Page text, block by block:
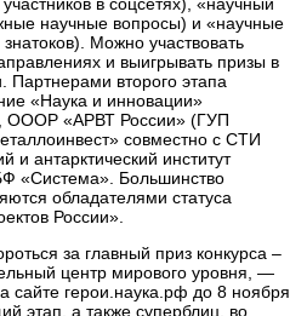
в соцсетях), «научный
научные вопросы) и «научные
Можно участвовать
и выигрывать призы в
Партнерами второго этапа
«Наука и инновации»
ОООР «АРВТ России» (ГУП
совместно с СТИ
антарктический институт
«Система». Большинство
обладателями статуса
России».
за главный приз конкурса –
центр мирового уровня, —
сайте герои.наука.рф до 8 ноября
этап, а также суперблиц, во